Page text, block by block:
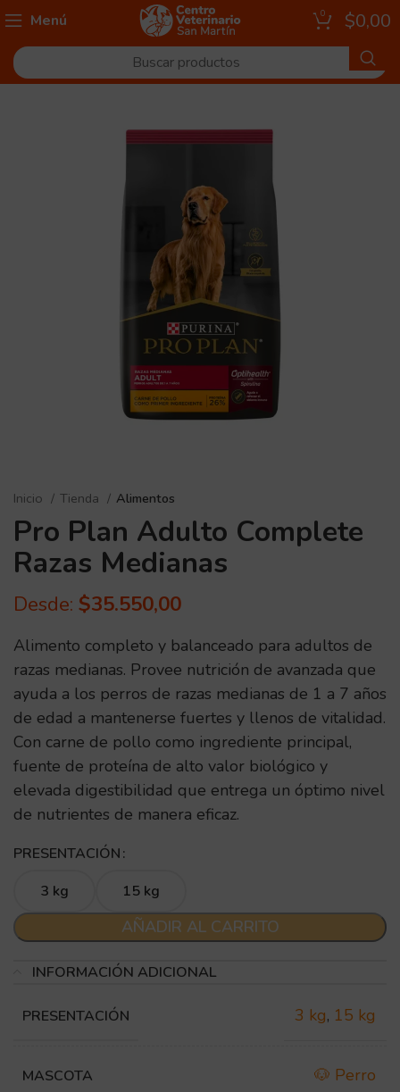
Menú 0 $0,00
Inicio Tienda Alimentos
Pro Plan Adulto Complete
Razas Medianas
Desde: $35.550,00
Alimento completo y balanceado para adultos de
razas medianas. Provee nutrición de avanzada que
ayuda a los perros de razas medianas de 1 a 7 años
de edad a mantenerse fuertes y llenos de vitalidad.
Con carne de pollo como ingrediente principal,
fuente de proteína de alto valor biológico y
elevada digestibilidad que entrega un óptimo nivel
de nutrientes de manera eficaz.
PRESENTACIÓN
3 kg
15 kg
AÑADIR AL CARRITO
INFORMACIÓN ADICIONAL
PRESENTACIÓN 3 kg, 15 kg
MASCOTA 🐶 Perro